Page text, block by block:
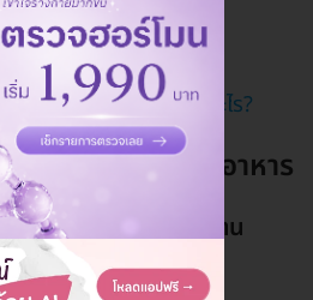
ภาวะแพ้
พ้ หาคำตอบ: สรุปฉันแพ้อะไร?
แพ้อากาศ ภูมิแพ้อาหาร
าวะแพ้ตามเขตและย่าน